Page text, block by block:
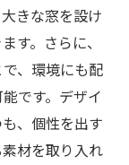
きな窓を設け
す。さらに、
、環境にも配
です。デザイ
、個性を出す
材を取り入れ